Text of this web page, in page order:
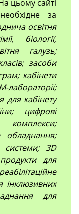
цьому сайті
за
освітня
біології,
галузь;
засоби
кабінети
для кабінету
цифрові
комплекси;
обладнання;
системи; 3D
для
інклюзивних
для